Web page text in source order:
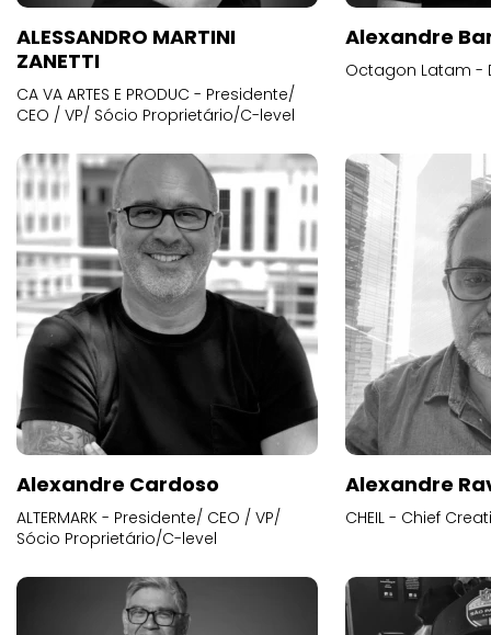
ALESSANDRO MARTINI
ZANETTI
CA VA ARTES E PRODUC - Presidente/
CEO / VP/ Sócio Proprietário/C-level
Alexandre
Octagon Latam -
Alexandre Cardoso
ALTERMARK - Presidente/ CEO / VP/
Sócio Proprietário/C-level
Alexandre
CHEIL - Chief